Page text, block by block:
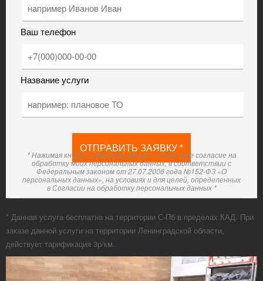
Ваш телефон
Название услуги
* Нажимая кнопку «Заказать звонок», я даю свое согласие на
обработку моих персональных данных, в соответствии с
Федеральным законом от 27.07.2006 года №152-ФЗ «О
персональных данных», на условиях и для целей, определенных
в Согласии на обработку персональных данных *
* Данная услуга бесплатна на территории С-Пб в пределах КАД. При
заказе данной услуги на территории Ленинградской области,
действует тарификация 3р/км.